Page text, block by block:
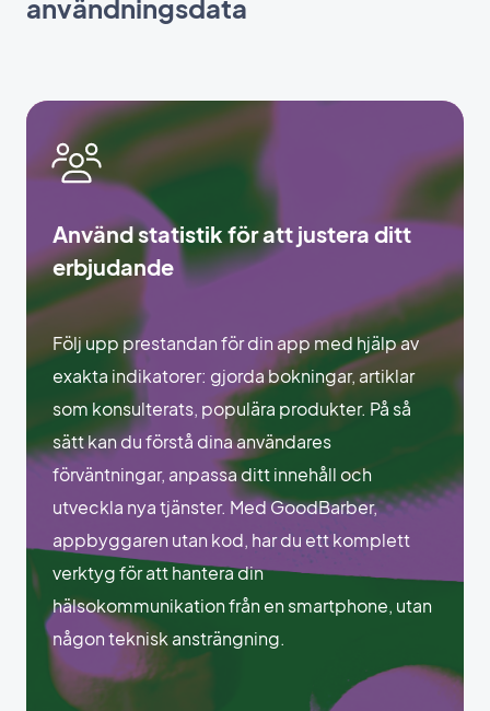
användningsdata
Använd statistik för att justera ditt
erbjudande
Följ upp prestandan för din app med hjälp av
exakta indikatorer: gjorda bokningar, artiklar
som konsulterats, populära produkter. På så
sätt kan du förstå dina användares
förväntningar, anpassa ditt innehåll och
utveckla nya tjänster. Med GoodBarber,
appbyggaren utan kod, har du ett komplett
verktyg för att hantera din
hälsokommunikation från en smartphone, utan
någon teknisk ansträngning.